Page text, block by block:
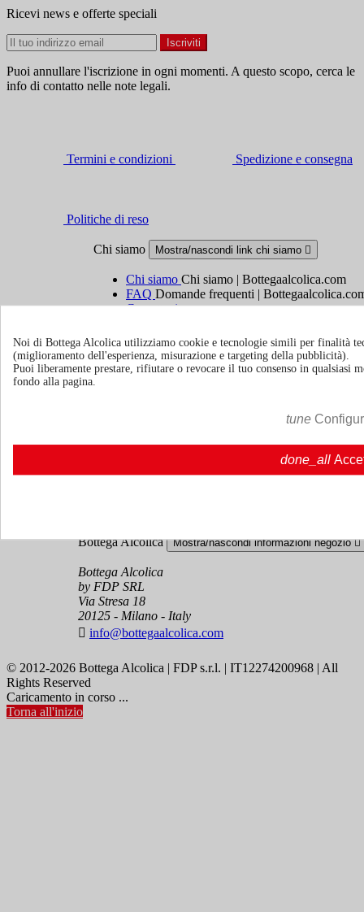
Ricevi news e offerte speciali
Puoi annullare l'iscrizione in ogni momenti. A questo scopo, cerca le
info di contatto nelle note legali.
Termini e condizioni Spedizione e consegna
Politiche di reso
Chi siamo Mostra/nascondi link chi siamo 
Chi siamo Chi siamo | Bottegaalcolica.com
FAQ Domande frequenti |
Contattaci
Informazioni Mostra/nascondi link informazioni
Bottega Alcolica Mostra/nascondi informazioni negozio
Bottega Alcolica
by FDP SRL
Via Stresa 18
20125 - Milano - Italy
 info@bottegaalcolica.com
© 2012-2026 Bottega Alcolica | FDP s.r.l. | IT12274200968 | All
Rights Reserved
Caricamento in corso ...
Torna all'inizio
Noi di Bottega Alcolica utilizziamo cookie e tecnologie simili per finalità
(miglioramento dell'esperienza, misurazione e targeting della pubblicità).
Puoi liberamente prestare, rifiutare o revocare il tuo consenso in qualsiasi
fondo alla pagina.
tune
done_all